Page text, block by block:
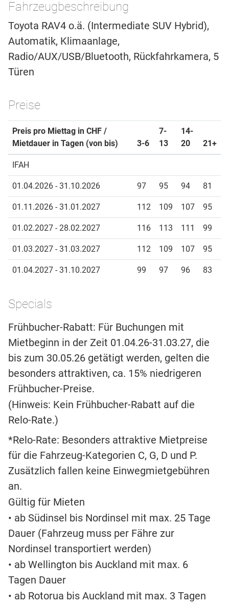
Fahrzeugbeschreibung
Toyota RAV4 o.ä. (Intermediate SUV Hybrid),
Automatik, Klimaanlage,
Radio/AUX/USB/Bluetooth, Rückfahrkamera, 5
Türen
Preise
Preis pro Miettag in CHF /
Mietdauer in Tagen (von bis)
3-6
7-
13
14-
20
21+
IFAH
01.04.2026 - 31.10.2026 97 95 94 81
01.11.2026 - 31.01.2027 112 109 107 95
01.02.2027 - 28.02.2027 116 113 111 99
01.03.2027 - 31.03.2027 112 109 107 95
01.04.2027 - 31.10.2027 99 97 96 83
Specials
Frühbucher-Rabatt: Für Buchungen mit
Mietbeginn in der Zeit 01.04.26-31.03.27, die
bis zum 30.05.26 getätigt werden, gelten die
besonders attraktiven, ca. 15% niedrigeren
Frühbucher-Preise.
(Hinweis: Kein Frühbucher-Rabatt auf die
Relo-Rate.)
*Relo-Rate: Besonders attraktive Mietpreise
für die Fahrzeug-Kategorien C, G, D und P.
Zusätzlich fallen keine Einwegmietgebühren
an.
Gültig für Mieten
• ab Südinsel bis Nordinsel mit max. 25 Tage
Dauer (Fahrzeug muss per Fähre zur
Nordinsel transportiert werden)
• ab Wellington bis Auckland mit max. 6
Tagen Dauer
• ab Rotorua bis Auckland mit max. 3 Tagen